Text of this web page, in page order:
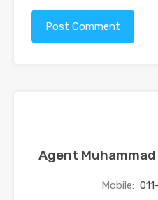
Agent
Mobile: